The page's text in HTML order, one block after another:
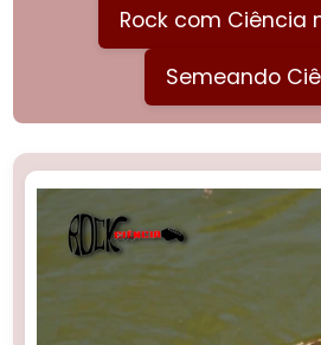
Rock com Ciência
Semeando